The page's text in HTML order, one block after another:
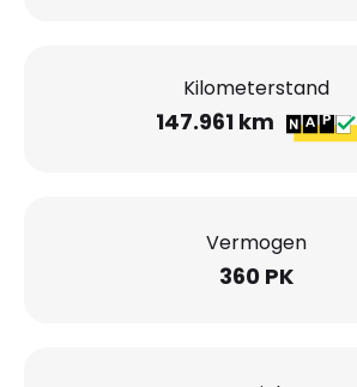
Kilometerstand
147.961 km
Vermogen
360 PK